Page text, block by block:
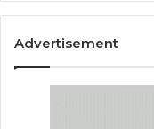
Advertisement